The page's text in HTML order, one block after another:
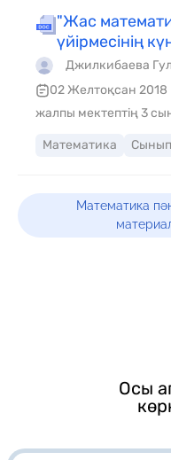
"Жас
үйірмесінің
Джилкибаева
02 Желтоқсан 2018
жалпы мектептің 3
Математика
Математика
Осы